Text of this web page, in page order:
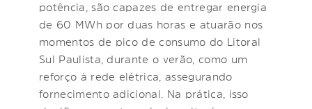
potência, são capazes de entregar energia
de 60 MWh por duas horas e atuarão nos
momentos de pico de consumo do Litoral
Sul Paulista, durante o verão, como um
reforço à rede elétrica, assegurando
fornecimento adicional. Na prática, isso